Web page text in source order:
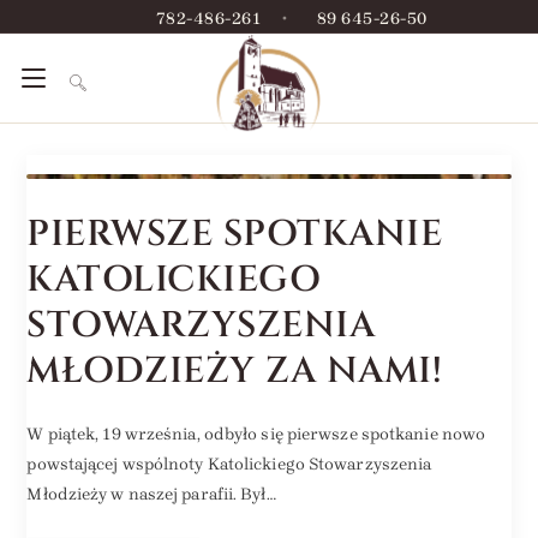
782-486-261 • 89 645-26-50
PIERWSZE SPOTKANIE
KATOLICKIEGO
STOWARZYSZENIA
MŁODZIEŻY ZA NAMI!
W piątek, 19 września, odbyło się pierwsze spotkanie nowo
powstającej wspólnoty Katolickiego Stowarzyszenia
Młodzieży w naszej parafii. Był…